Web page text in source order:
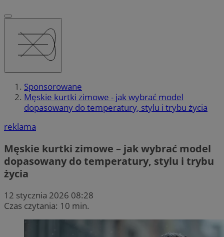
Sponsorowane
Męskie kurtki zimowe - jak wybrać model
dopasowany do temperatury, stylu i trybu życia
reklama
Męskie kurtki zimowe – jak wybrać model
dopasowany do temperatury, stylu i trybu
życia
12 stycznia 2026 08:28
Czas czytania: 10 min.